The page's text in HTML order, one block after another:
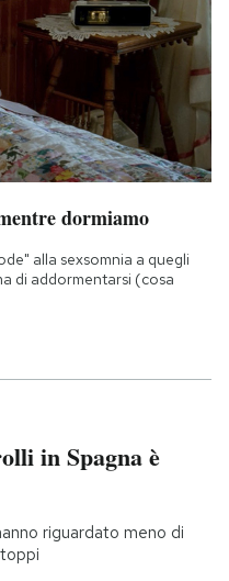
dormiamo
alla sexsomnia a quegli
di addormentarsi (cosa
in Spagna è
riguardato meno di